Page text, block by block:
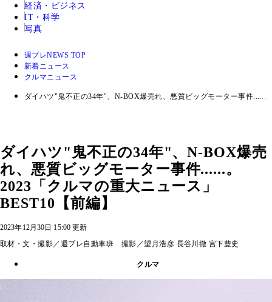
経済・ビジネス
IT・科学
写真
週プレNEWS TOP
新着ニュース
クルマニュース
ダイハツ"鬼不正の34年"、N‐BOX爆売れ、悪質ビッグモーター事件......
ダイハツ"鬼不正の34年"、N‐BOX爆売
れ、悪質ビッグモーター事件......。
2023「クルマの重大ニュース」
BEST10【前編】
2023年12月30日 15:00 更新
取材・文・撮影／週プレ自動車班 撮影／望月浩彦 長谷川徹 宮下豊史
クルマ